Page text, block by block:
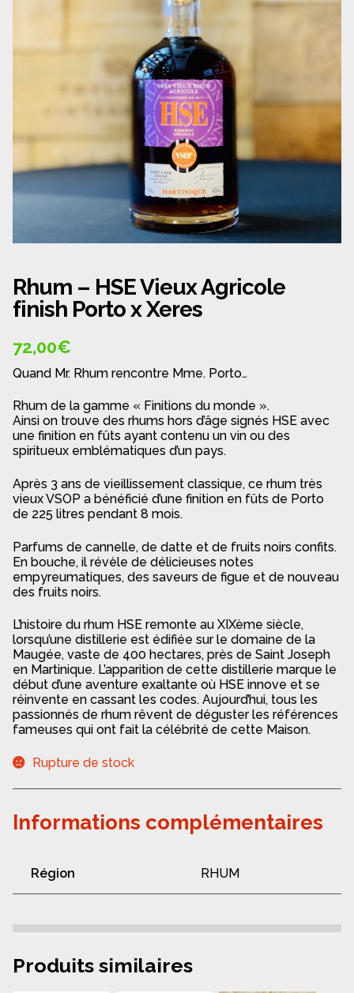
Politique de confidentialité
Politique de cookies (UE)
Qui sommes nous ?
Validation de la commande
Rhum – HSE Vieux Agricole
finish Porto x Xeres
72,00€
Quand Mr. Rhum rencontre Mme. Porto…
Rhum de la gamme « Finitions du monde ».
Ainsi on trouve des rhums hors d’âge signés HSE avec
une finition en fûts ayant contenu un vin ou des
spiritueux emblématiques d’un pays.
Après 3 ans de vieillissement classique, ce rhum très
vieux VSOP a bénéficié d’une finition en fûts de Porto
de 225 litres pendant 8 mois.
Parfums de cannelle, de datte et de fruits noirs confits.
En bouche, il révèle de délicieuses notes
empyreumatiques, des saveurs de figue et de nouveau
des fruits noirs.
L’histoire du rhum HSE remonte au XIXème siècle,
lorsqu’une distillerie est édifiée sur le domaine de la
Maugée, vaste de 400 hectares, près de Saint Joseph
en Martinique. L’apparition de cette distillerie marque le
début d’une aventure exaltante où HSE innove et se
réinvente en cassant les codes. Aujourd’hui, tous les
passionnés de rhum rêvent de déguster les références
fameuses qui ont fait la célébrité de cette Maison.
Rupture de stock
Informations complémentaires
Région RHUM
Produits similaires